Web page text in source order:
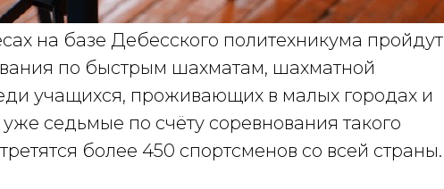
на базе Дебесского политехникума пройдут
по быстрым шахматам, шахматной
учащихся, проживающих в малых городах и
седьмые по счёту соревнования такого
более 450 спортсменов со всей страны.